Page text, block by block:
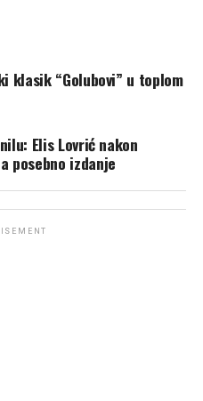
klasik “Golubovi” u toplom
Elis Lovrić nakon
posebno izdanje